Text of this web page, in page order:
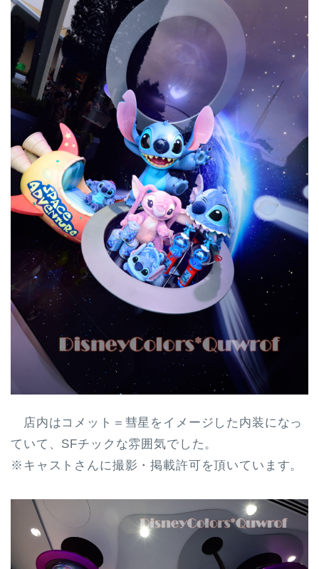
店内はコメット＝彗星をイメージした内装になっ
ていて、SFチックな雰囲気でした。
※キャストさんに撮影・掲載許可を頂いています。